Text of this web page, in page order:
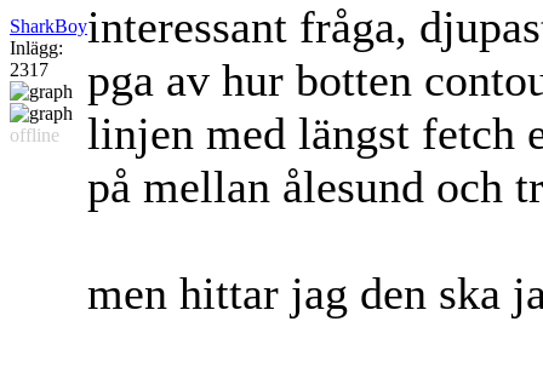
SharkBoy
Inlägg:
2317
offline
interessant fråga,
pga av hur botten
linjen med längst fetch
på mellan ålesund och
men hittar jag den ska